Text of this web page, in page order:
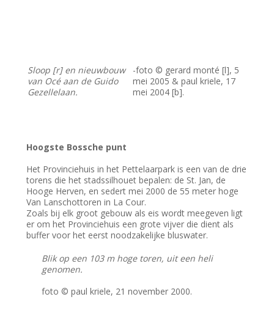
Sloop [r] en nieuwbouw
van Océ aan de Guido
Gezellelaan.
-foto © gerard monté [l], 5
mei 2005 & paul kriele, 17
mei 2004 [b].
Hoogste Bossche punt
Het Provinciehuis in het Pettelaarpark is een van de drie
torens die het stadssilhouet bepalen: de St. Jan, de
Hooge Herven, en sedert mei 2000 de 55 meter hoge
Van Lanschottoren in La Cour.
Zoals bij elk groot gebouw als eis wordt meegeven ligt
er om het Provinciehuis een grote vijver die dient als
buffer voor het eerst noodzakelijke bluswater.
Blik op een 103 m hoge toren, uit een heli
genomen.
foto © paul kriele, 21 november 2000.